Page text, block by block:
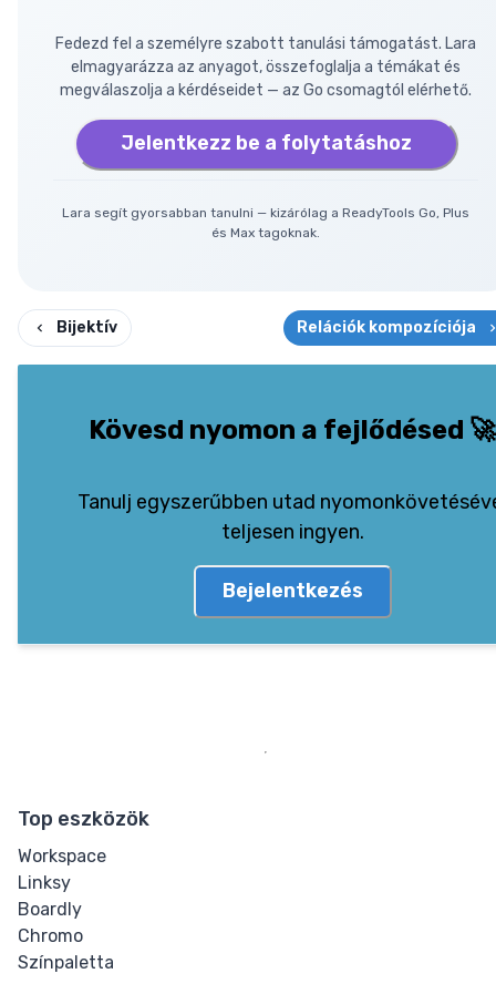
Fedezd fel a személyre szabott tanulási támogatást. Lara
elmagyarázza az anyagot, összefoglalja a témákat és
megválaszolja a kérdéseidet — az Go csomagtól elérhető.
Jelentkezz be a folytatáshoz
Lara segít gyorsabban tanulni — kizárólag a ReadyTools Go, Plus
és Max tagoknak.
Bijektív Relációk kompozíciója
Kövesd nyomon a fejlődésed 🚀
Tanulj egyszerűbben utad
teljesen ingyen.
Bejelentkezés
Top eszközök
Workspace
Linksy
Boardly
Chromo
Színpaletta